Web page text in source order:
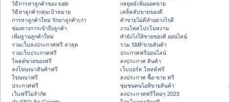
วิธีการหาลูกค้าของ sale
วิธีหาลูกค้ากลุ่มเป้าหมาย
การหาลูกค้าใหม่ รักษาลูกค้าเก่า
ช่องทางการเข้าถึงลูกค้า
เพิ่มฐานลูกค้าใหม่
รวมเว็บลงประกาศฟรี ล่าสุด
รวมเว็บประกาศฟรี
โพสต์ขายของฟรี
ลงโฆษณาสินค้าฟรี
โฆษณาฟรี
ประกาศฟรี
เว็บฟรีไม่จำกัด
กลยุทธ์เพิ่มยอดขาย
เคล็ดลับขายของดี
ค้าขายไม่ดีทำอย่างไรดี
งานโพสโปรโมทงาน
ทํายังไงให้ขายของดี ออนไลน์
รวม SMFขายสินค้า
ประกาศฟรีออนไลน์
ลงประกาศ สินค้า
เว็บบอร์ด โพสต์ฟรี
ลงประกาศ ซื้อ-ขาย ฟรี
ชุมชนคนไอทีขายสินค้า
ลงประกาศฟรีใหม่ๆ 2023